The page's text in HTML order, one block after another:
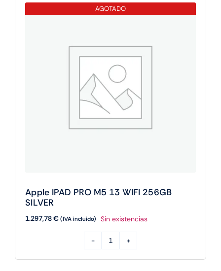
ROK
AGOTADO
Apple IPAD PRO M5 13 WIFI 256GB
SILVER
1.297,78€(IVA incluido) Sin existencias
IPAD